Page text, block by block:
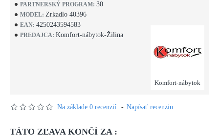
PARTNERSKÝ PROGRAM: 30
MODEL: Zrkadlo 40396
EAN: 4250243594583
PREDAJCA: Komfort-nábytok-Žilina
Komfort-nábytok
Na základe 0 recenzií. - Napísať recenziu
TÁTO ZĽAVA KONČÍ ZA :